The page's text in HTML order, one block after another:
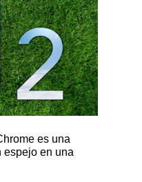
es una
espejo en una